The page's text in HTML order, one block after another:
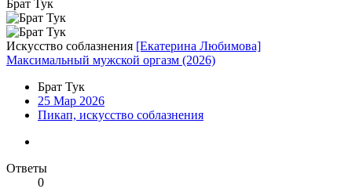
Брат Тук
Искусство соблазнения [Екатерина Любимова]
Максимальный мужской оргазм (2026)
Брат Тук
25 Мар 2026
Пикап, искусство соблазнения
Ответы
0